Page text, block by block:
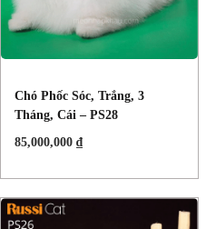
Chó Phốc Sóc, Trắng, 3
Tháng, Cái – PS28
85,000,000 ₫